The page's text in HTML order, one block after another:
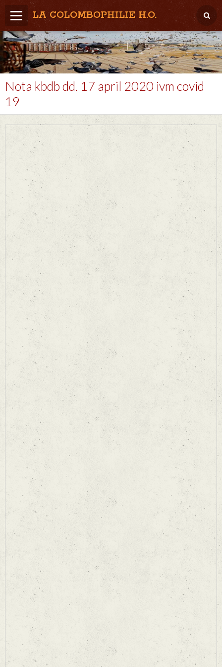
LA COLOMBOPHILIE H.O.
Home
Météo / Het weer
Lâcher / Los
Result. clubs, Provincial, (Inter)National
RFCB / KBDB
Nota kbdb dd. 17 april 2020 ivm covid
19